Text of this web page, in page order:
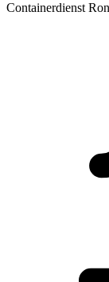
Containerdienst